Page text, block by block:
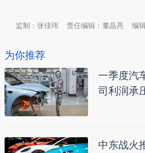
编
责任编辑：董晶亮
监制：张佳玮
为你推荐
一季度汽
司利润承
中东战火